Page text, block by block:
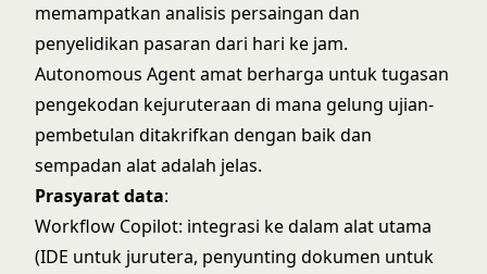
memampatkan analisis persaingan dan
penyelidikan pasaran dari hari ke jam.
Autonomous Agent amat berharga untuk tugasan
pengekodan kejuruteraan di mana gelung ujian-
pembetulan ditakrifkan dengan baik dan
sempadan alat adalah jelas.
Prasyarat data:
Workflow Copilot: integrasi ke dalam alat utama
(IDE untuk jurutera, penyunting dokumen untuk